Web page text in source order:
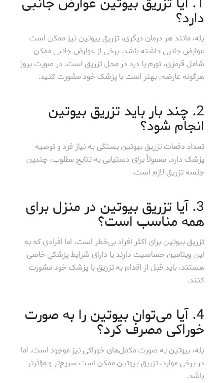
دارد؟
بله، مانند هر درمان دیگری، تزریق بیوتین نیز ممکن است
عوارض جانبی داشته باشد. برخی از عوارض جانبی ممکن
شامل قرمزی، تورم یا درد در محل تزریق است. در صورت بروز
هرگونه عارضه، بهتر است با پزشک خود مشورت کنید.
2. چند بار باید تزریق بیوتین
انجام شود؟
تعداد دفعات تزریق بیوتین بستگی به نیاز فرد و توصیه
پزشک دارد. معمولاً برای دستیابی به نتایج مطلوب، چندین
جلسه تزریق لازم است.
3. آیا تزریق بیوتین در منزل برای
همه مناسب است؟
تزریق بیوتین برای اکثر افراد بی‌خطر است، اما افرادی که به
این ویتامین حساسیت دارند یا دارای شرایط پزشکی خاصی
هستند، باید قبل از اقدام به تزریق با پزشک خود مشورت
کنند.
4. آیا می‌توان بیوتین را به صورت
خوراکی مصرف کرد؟
بله، بیوتین به صورت مکمل‌های خوراکی نیز موجود است. اما
در برخی موارد، تزریق بیوتین ممکن است سریع‌تر و مؤثرتر
باشد.